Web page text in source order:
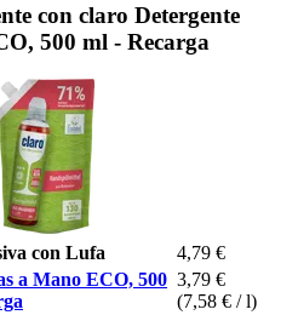
con claro Detergente
500 ml - Recarga
con Lufa
4,79 €
a Mano ECO, 500 3,79 €
(7,58 € / l)